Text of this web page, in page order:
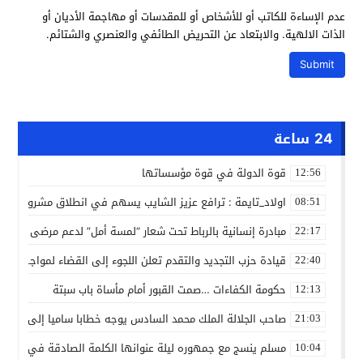
عدم الإساءة للكاتب أو للأشخاص أو للمقدسات أو مهاجمة الأديان أو
الذات الالهية. والابتعاد عن التحريض الطائفي والعنصري والشتائم.
24 ساعة
12:56 قوة الدولة في قوة مؤسساتها
08:51 اولاد_تايمة : ترافع عزيز الشايب يسهم في انطلاق مشروع
22:17 مبادرة إنسانية بالرباط تحت شعار “لمسة أمل” لدعم مرضى
22:40 قيادة حزب التجديد والتقدم تعلن اللجوء إلى القضاء لمواجهة
12:13 حكومة الكفاءات …صمت القبور أمام مأساة باب سبتة
21:03 صاحب الجلالة الملك محمد السادس يوجه خطابا ساميا إلى
10:04 مسلم ينسج مع جمهوره ليلة عنوانها الكلمة الصادقة في